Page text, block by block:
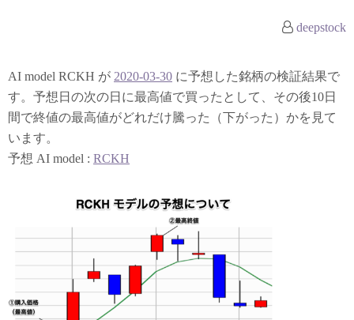
deepstock
AI model RCKH が 2020-03-30 に予想した銘柄の検証結果で
す。予想日の次の日に最高値で買ったとして、その後10日
間で終値の最高値がどれだけ騰った（下がった）かを見て
います。
予想 AI model : RCKH